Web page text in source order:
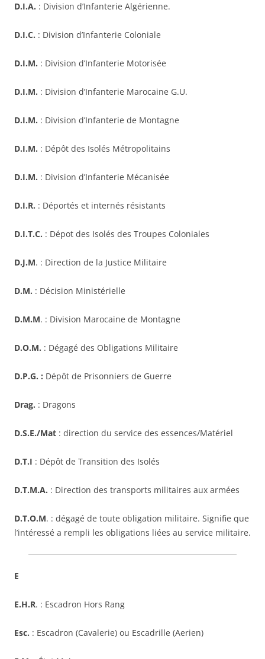
D.I.A. : Division d’Infanterie Algérienne.
D.I.C. : Division d’Infanterie Coloniale
D.I.M. : Division d’Infanterie Motorisée
D.I.M. : Division d’Infanterie Marocaine G.U.
D.I.M. : Division d’Infanterie de Montagne
D.I.M. : Dépôt des Isolés Métropolitains
D.I.M. : Division d’Infanterie Mécanisée
D.I.R. : Déportés et internés résistants
D.I.T.C. : Dépot des Isolés des Troupes Coloniales
D.J.M. : Direction de la Justice Militaire
D.M. : Décision Ministérielle
D.M.M. : Division Marocaine de Montagne
D.O.M. : Dégagé des Obligations Militaire
D.P.G. : Dépôt de Prisonniers de Guerre
Drag. : Dragons
D.S.E./Mat : direction du service des essences/Matériel
D.T.I : Dépôt de Transition des Isolés
D.T.M.A. : Direction des transports militaires aux armées
D.T.O.M. : dégagé de toute obligation militaire. Signifie que
l’intéressé a rempli les obligations liées au service militaire.
E
E.H.R. : Escadron Hors Rang
Esc. : Escadron (Cavalerie) ou Escadrille (Aerien)